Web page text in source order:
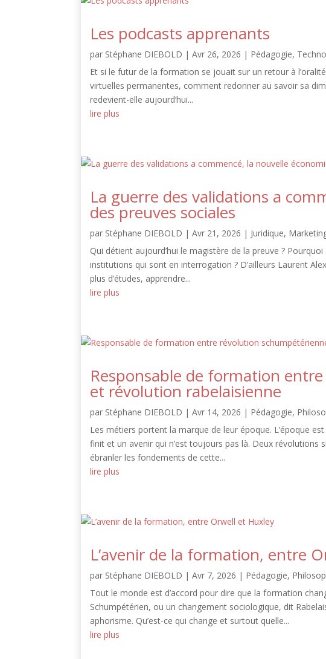
Les podcasts apprenants
par Stéphane DIEBOLD |Avr 26, 2026 | Pédagogie,
Et si le futur de la formation se jouait sur un retour à
virtuelles permanentes, comment redonner au savoir sa
redevient-elle aujourd’hui...
lire plus
La guerre des validations a
des preuves sociales
par Stéphane DIEBOLD |Avr 21, 2026 | Juridique,
Qui détient aujourd’hui le magistère de la preuve ?
institutions qui sont en interrogation ? D’ailleurs Laurent
plus d’études, apprendre...
lire plus
Responsable de formation
et révolution rabelaisienne
par Stéphane DIEBOLD |Avr 14, 2026 | Pédagogie,
Les métiers portent la marque de leur époque. L’époque
finit et un avenir qui n’est toujours pas là. Deux
ébranler les fondements de cette...
lire plus
L’avenir de la formation, entre
par Stéphane DIEBOLD |Avr 7, 2026 | Pédagogie,
Tout le monde est d’accord pour dire que la formation
Schumpétérien, ou un changement sociologique, dit
aphorisme. Qu’est-ce qui change et surtout quelle...
lire plus